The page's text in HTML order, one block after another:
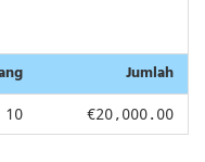
Jumlah
10 €20,000.00